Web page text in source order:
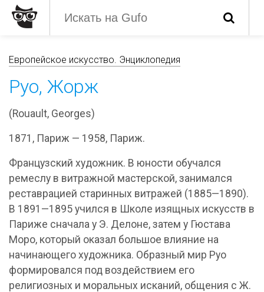
Европейское искусство. Энциклопедия
Руо, Жорж
(Rouault, Georges)
1871, Париж — 1958, Париж.
Французский художник. В юности обучался
ремеслу в витражной мастерской, занимался
реставрацией старинных витражей (1885—1890).
В 1891—1895 учился в Школе изящных искусств в
Париже сначала у Э. Делоне, затем у Гюстава
Моро, который оказал большое влияние на
начинающего художника. Образный мир Руо
формировался под воздействием его
религиозных и моральных исканий, общения с Ж.